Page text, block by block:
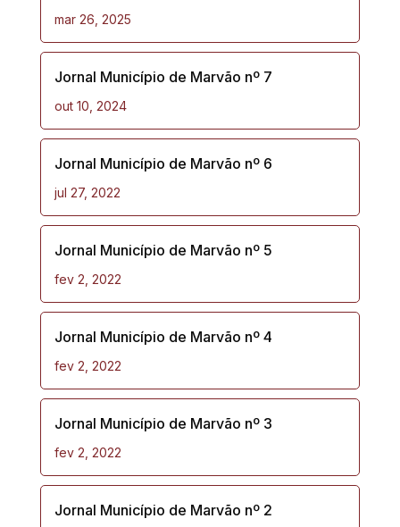
mar 26, 2025
Jornal Município de Marvão nº 7
out 10, 2024
Jornal Município de Marvão nº 6
jul 27, 2022
Jornal Município de Marvão nº 5
fev 2, 2022
Jornal Município de Marvão nº 4
fev 2, 2022
Jornal Município de Marvão nº 3
fev 2, 2022
Jornal Município de Marvão nº 2